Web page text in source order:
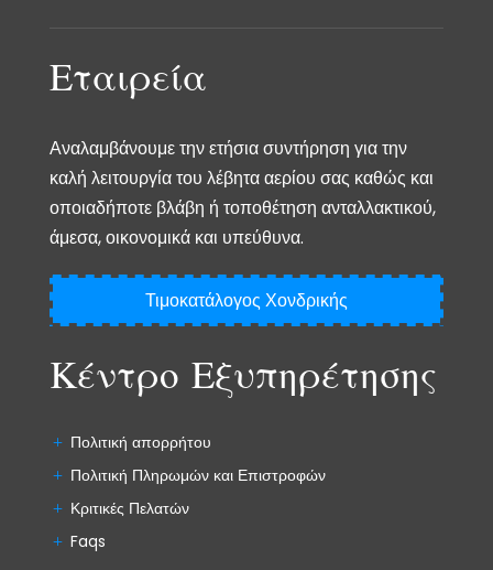
Εταιρεία
Αναλαμβάνουμε την ετήσια συντήρηση για την
καλή λειτουργία του λέβητα αερίου σας καθώς και
οποιαδήποτε βλάβη ή τοποθέτηση ανταλλακτικού,
άμεσα, οικονομικά και υπεύθυνα.
Τιμοκατάλογος Χονδρικής
Κέντρο Εξυπηρέτησης
Πολιτική απορρήτου
Πολιτική Πληρωμών και Επιστροφών
Κριτικές Πελατών
Faqs